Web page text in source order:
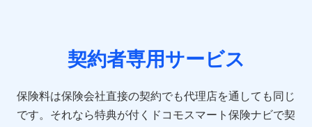
険契約に関する情報。例として、保険契約者及び被保険
者の氏名、住所、生年月日、性別、保険契約者と被保険
報、建物の構造や築年数などの情報、ペットの種類や年
齢などの情報などが含まれます。
契約者専用サービス
保険料は保険会社直接の契約でも代理店を通しても同じ
です。 それなら特典が付くドコモスマート保険ナビで契